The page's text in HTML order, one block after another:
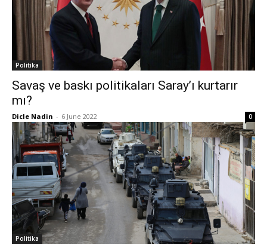
Politika
Savaş ve baskı politikaları Saray’ı kurtarır
mı?
Dicle Nadin - 6 June 2022 0
Politika